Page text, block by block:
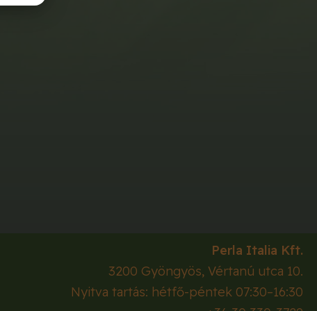
Perla Italia Kft.
3200 Gyöngyös, Vértanú utca 10.
Nyitva tartás: hétfő-péntek 07:30–16:30